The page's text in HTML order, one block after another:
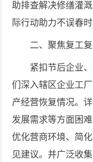
助排查解决修缮灌
际行动助力不误春
二、聚焦复工复
紧扣节后企业、
们深入辖区企业工
产经营恢复情况。
发展需求等方面困
优化营商环境、简
见建议。并广泛收